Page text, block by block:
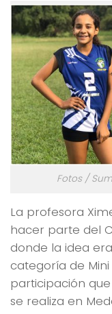
Fotos /
La profesora
hacer parte del
donde la idea
categoría de
participación
se realiza en